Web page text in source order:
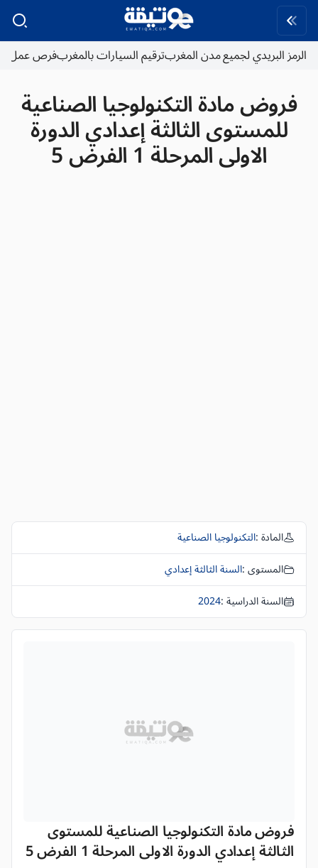
الرمز البريدي لجميع مدن المغربترقيم السيارات بالمغربفرص عمل
فروض مادة التكنولوجيا الصناعية
للمستوى الثالثة إعدادي الدورة
الاولى المرحلة 1 الفرض 5
المادة :التكنولوجيا الصناعية
المستوى :السنة الثالثة إعدادي
السنة الدراسية :2024
فروض مادة التكنولوجيا الصناعية للمستوى
الثالثة إعدادي الدورة الاولى المرحلة 1 الفرض 5